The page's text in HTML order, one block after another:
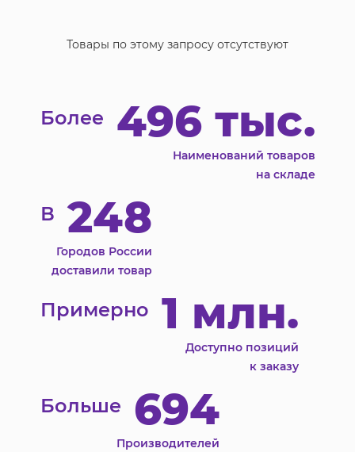
Товары по этому запросу отсутствуют
Более 496 тыс.
Наименований товаров
на складе
В 248
Городов России
доставили товар
Примерно 1 млн.
Доступно позиций
к заказу
Больше 694
Производителей